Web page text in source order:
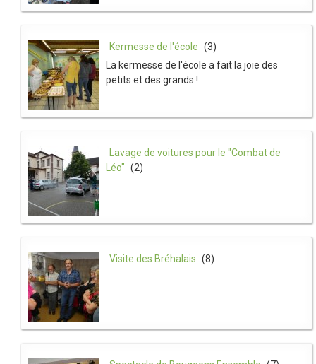
Kermesse de l'école (3)
La kermesse de l'école a fait la joie des
petits et des grands !
Lavage de voitures pour le "Combat de
Léo" (2)
Visite des Bréhalais (8)